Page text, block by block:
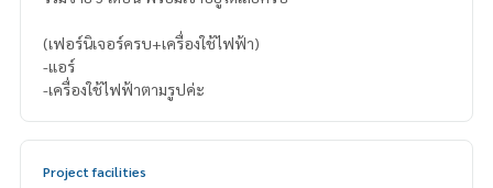
(เฟอร์นิเจอร์ครบ+เครื่องใช้ไฟฟ้า)
-แอร์
-เครื่องใช้ไฟฟ้าตามรูปค่ะ
Project facilities